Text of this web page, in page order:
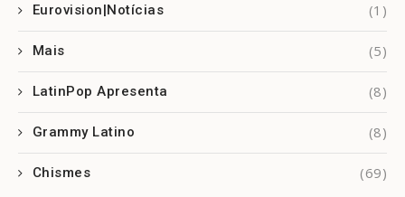
Eurovision|Notícias (1)
Mais (5)
LatinPop Apresenta (8)
Grammy Latino (8)
Chismes (69)